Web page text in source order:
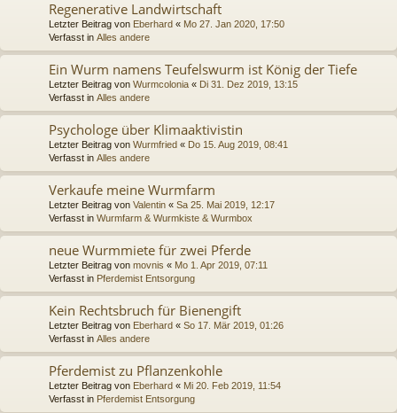
Regenerative Landwirtschaft
Letzter Beitrag von Eberhard « Mo 27. Jan 2020, 17:50
Verfasst in Alles andere
Ein Wurm namens Teufelswurm ist König der Tiefe
Letzter Beitrag von Wurmcolonia « Di 31. Dez 2019, 13:15
Verfasst in Alles andere
Psychologe über Klimaaktivistin
Letzter Beitrag von Wurmfried « Do 15. Aug 2019, 08:41
Verfasst in Alles andere
Verkaufe meine Wurmfarm
Letzter Beitrag von Valentin « Sa 25. Mai 2019, 12:17
Verfasst in Wurmfarm & Wurmkiste & Wurmbox
neue Wurmmiete für zwei Pferde
Letzter Beitrag von movnis « Mo 1. Apr 2019, 07:11
Verfasst in Pferdemist Entsorgung
Kein Rechtsbruch für Bienengift
Letzter Beitrag von Eberhard « So 17. Mär 2019, 01:26
Verfasst in Alles andere
Pferdemist zu Pflanzenkohle
Letzter Beitrag von Eberhard « Mi 20. Feb 2019, 11:54
Verfasst in Pferdemist Entsorgung